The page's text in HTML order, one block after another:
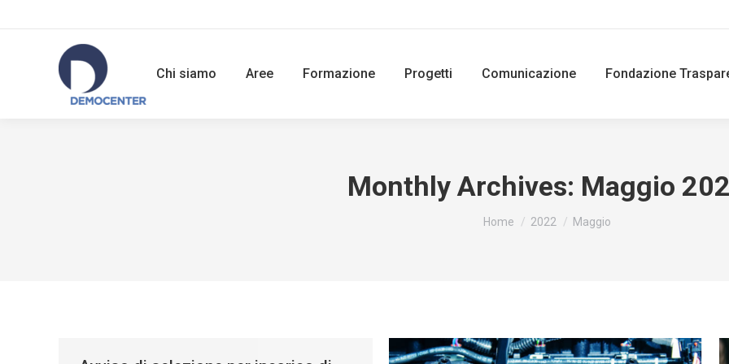
Chi siamo Aree Formazione Progetti Comunicazione Fondazione
Monthly Archives: Maggio
You are here:
Home 2022 Maggio